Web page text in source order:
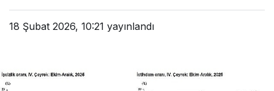
18 Şubat 2026, 10:21 yayınlandı